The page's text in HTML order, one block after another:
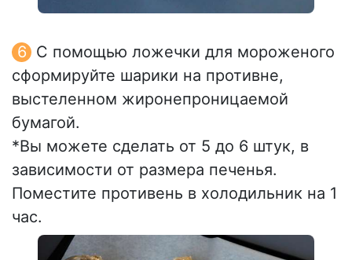
С помощью ложечки для мороженого
сформируйте шарики на противне,
выстеленном жиронепроницаемой
бумагой.
*Вы можете сделать от 5 до 6 штук, в
зависимости от размера печенья.
Поместите противень в холодильник на 1
час.